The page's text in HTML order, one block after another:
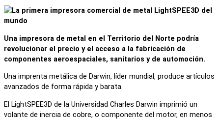
Una impresora de metal en el Territorio del Norte podría
revolucionar el precio y el acceso a la fabricación de
componentes aeroespaciales, sanitarios y de automoción.
Una imprenta metálica de Darwin, líder mundial, produce artículos
avanzados de forma rápida y barata.
El LightSPEE3D de la Universidad Charles Darwin imprimió un
volante de inercia de cobre, o componente del motor, en menos